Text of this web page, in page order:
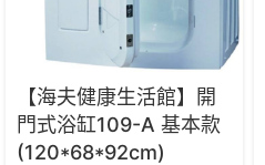
【海夫健康生活館】開
門式浴缸109-A 基本款
(120*68*92cm)